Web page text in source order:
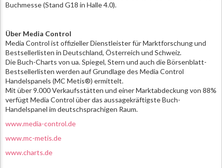
Buchmesse (Stand G18 in Halle 4.0).
Über Media Control
Media Control ist offizieller Dienstleister für Marktforschung und
Bestsellerlisten in Deutschland, Österreich und Schweiz.
Die Buch-Charts von ua. Spiegel, Stern und auch die Börsenblatt-
Bestsellerlisten werden auf Grundlage des Media Control
Handelspanels (MC Metis®) ermittelt.
Mit über 9.000 Verkaufsstätten und einer Marktabdeckung von 88%
verfügt Media Control über das aussagekräftigste Buch-
Handelspanel im deutschsprachigen Raum.
www.media-control.de
www.mc-metis.de
www.charts.de